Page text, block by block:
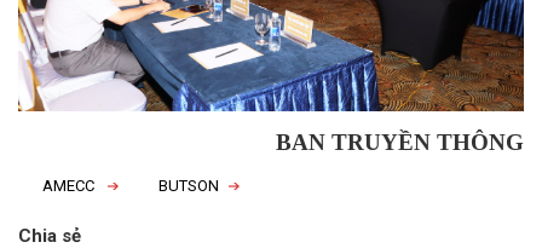
BAN TRUYỀN THÔNG
AMECC BUTSON
Chia sẻ
|